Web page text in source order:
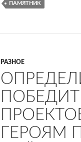
ПАМЯТНИК
РАЗНОЕ
ГЕРОЯМ